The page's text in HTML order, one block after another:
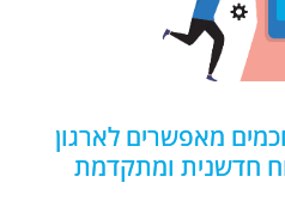
מאפשרים לארגון
חדשנית ומתקדמת